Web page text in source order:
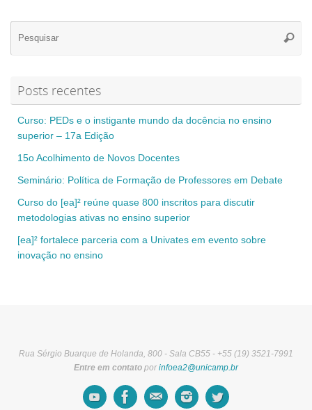
Posts recentes
Curso: PEDs e o instigante mundo da docência no ensino
superior – 17a Edição
15o Acolhimento de Novos Docentes
Seminário: Política de Formação de Professores em Debate
Curso do [ea]² reúne quase 800 inscritos para discutir
metodologias ativas no ensino superior
[ea]² fortalece parceria com a Univates em evento sobre
inovação no ensino
Rua Sérgio Buarque de Holanda, 800 - Sala CB55 - +55 (19) 3521-7991
Entre em contato por infoea2@unicamp.br